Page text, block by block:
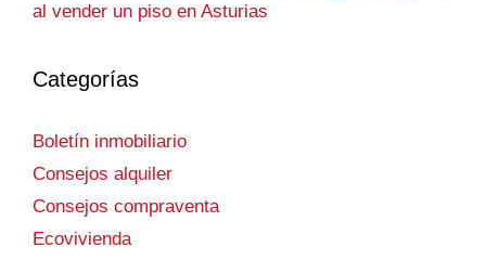
al vender un piso en Asturias
Categorías
Boletín inmobiliario
Consejos alquiler
Consejos compraventa
Ecovivienda